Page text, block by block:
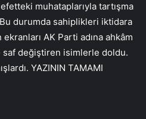
muhataplarıyla tartışma
Bu durumda sahiplikleri iktidara
AK Parti adına ahkâm
değiştiren isimlerle doldu.
YAZININ TAMAMI